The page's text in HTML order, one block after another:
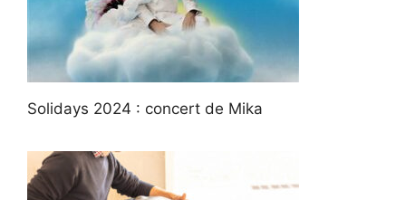
Solidays 2024 : concert de Mika